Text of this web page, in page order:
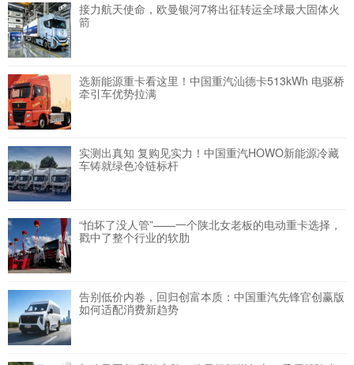
接力航天使命，欧曼银河7将出征转运全球最大固体火
箭
选新能源重卡看这里！中国重汽汕德卡513kWh 电驱桥
牵引车优势拉满
实测出真知 复购见实力！中国重汽HOWO新能源冷藏
车铸就绿色冷链标杆
“怕坏了没人管”——一个陕北女老板的电动重卡选择，
戳中了整个行业的软肋
告别低价内卷，回归创富本质：中国重汽先锋官创赢版
如何适配消费新趋势